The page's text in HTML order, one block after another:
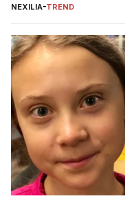
culturale unico al mondo.
NEXILIA-TREND